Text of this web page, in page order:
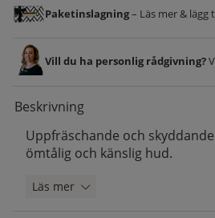
Paketinslagning– Läs mer & lägg
Vill du ha personlig rådgivning?
Beskrivning
Uppfräschande och
ömtålig och känslig hud.
Läs mer